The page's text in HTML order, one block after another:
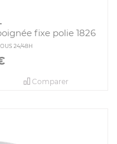
fixe polie 1826
24/48H
Comparer